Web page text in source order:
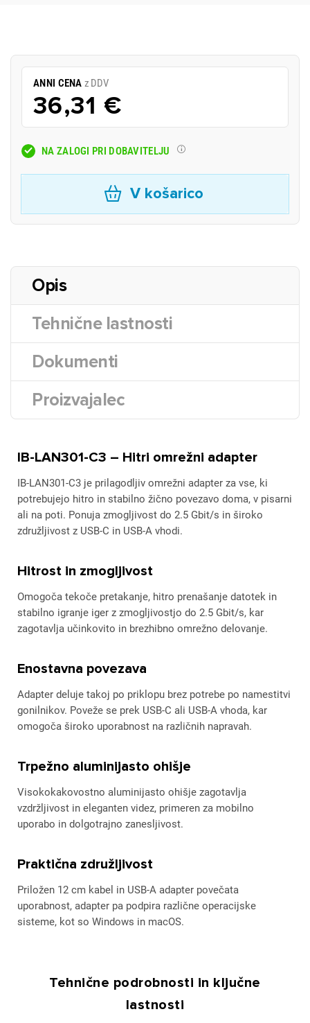
ANNI CENA z DDV
36,31 €
NA ZALOGI PRI DOBAVITELJU
V košarico
Opis
Tehnične lastnosti
Dokumenti
Proizvajalec
IB-LAN301-C3 – Hitri omrežni adapter
IB-LAN301-C3 je prilagodljiv omrežni adapter za vse, ki
potrebujejo hitro in stabilno žično povezavo doma, v pisarni
ali na poti. Ponuja zmogljivost do 2.5 Gbit/s in široko
združljivost z USB-C in USB-A vhodi.
Hitrost in zmogljivost
Omogoča tekoče pretakanje, hitro prenašanje datotek in
stabilno igranje iger z zmogljivostjo do 2.5 Gbit/s, kar
zagotavlja učinkovito in brezhibno omrežno delovanje.
Enostavna povezava
Adapter deluje takoj po priklopu brez potrebe po namestitvi
gonilnikov. Poveže se prek USB-C ali USB-A vhoda, kar
omogoča široko uporabnost na različnih napravah.
Trpežno aluminijasto ohišje
Visokokakovostno aluminijasto ohišje zagotavlja
vzdržljivost in eleganten videz, primeren za mobilno
uporabo in dolgotrajno zanesljivost.
Praktična združljivost
Priložen 12 cm kabel in USB-A adapter povečata
uporabnost, adapter pa podpira različne operacijske
sisteme, kot so Windows in macOS.
Tehnične podrobnosti in ključne
lastnosti